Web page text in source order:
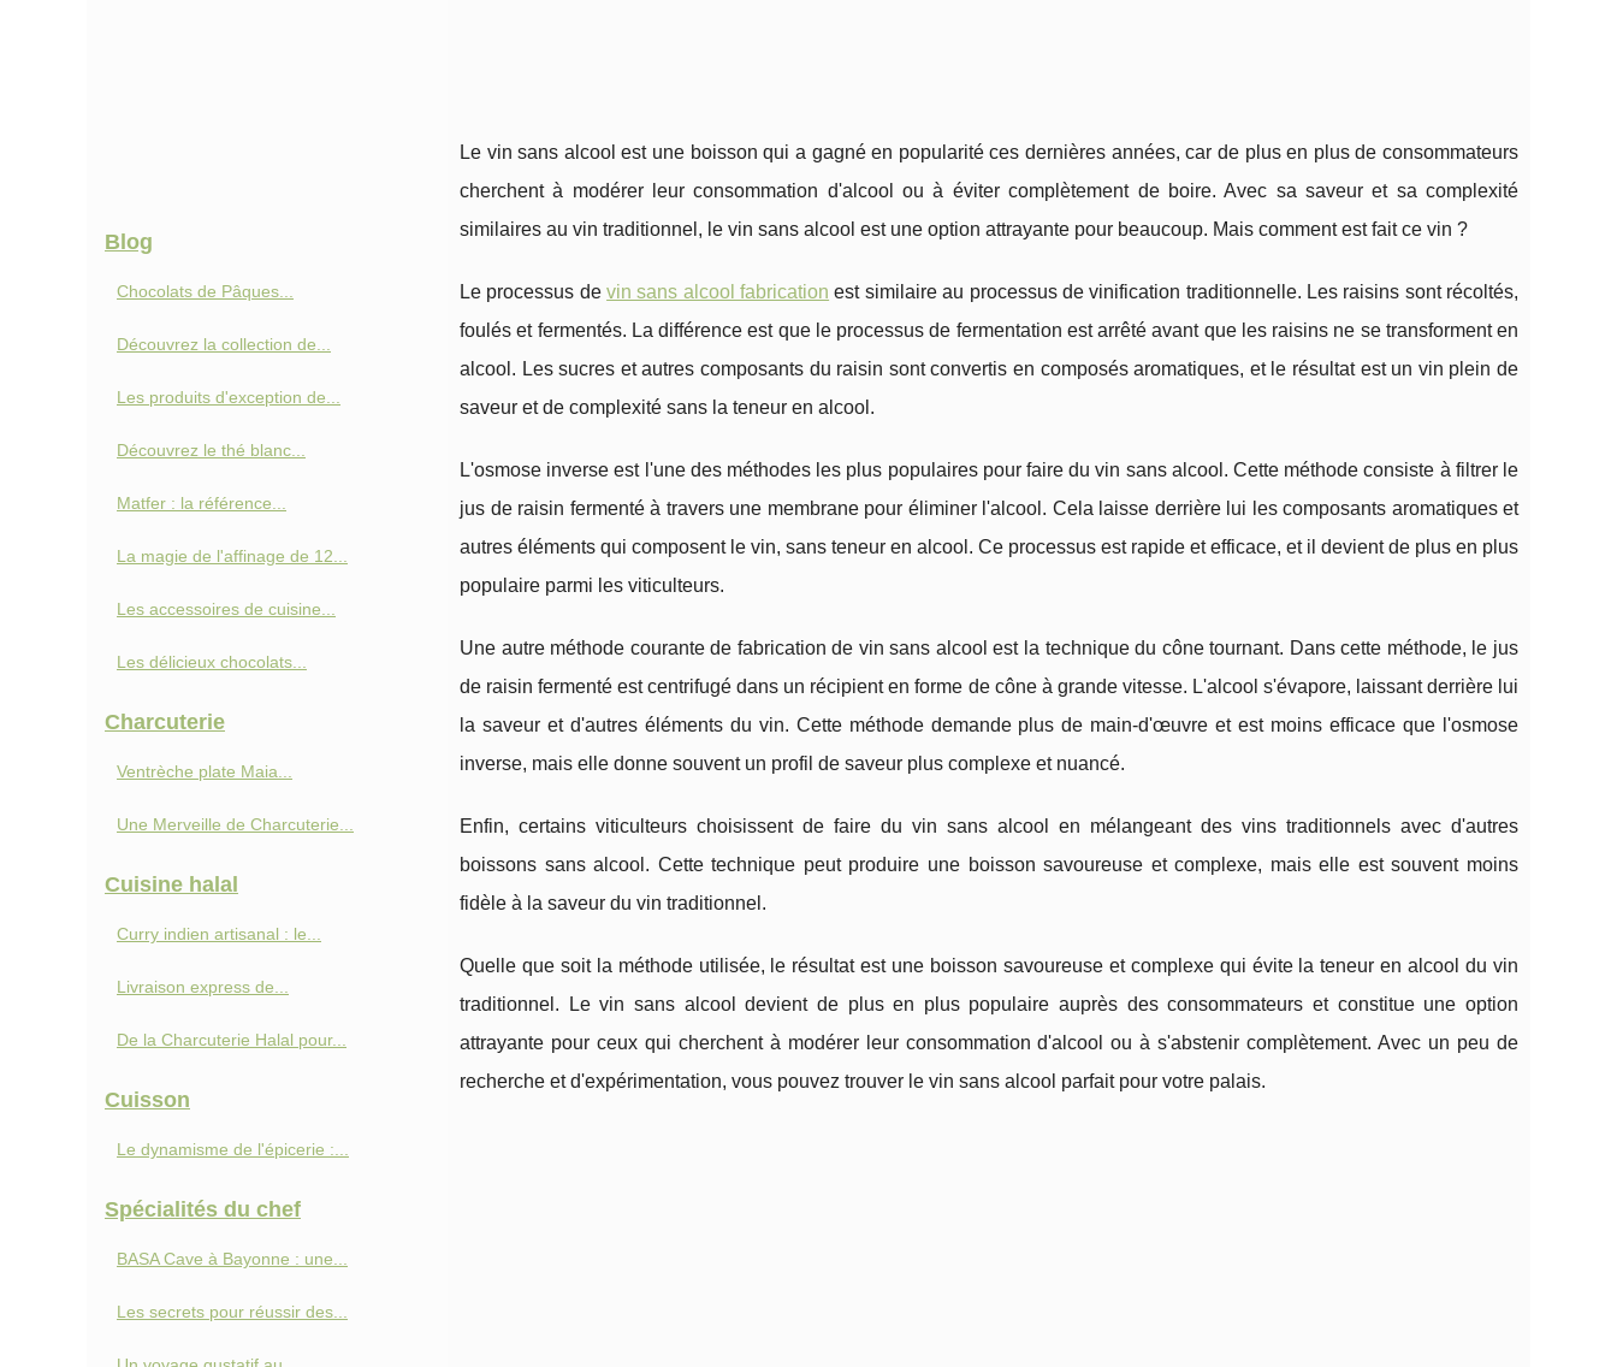
Le vin sans alcool est une boisson qui a gagné en popularité ces dernières années, car de plus en plus de consommateurs
cherchent à modérer leur consommation d'alcool ou à éviter complètement de boire. Avec sa saveur et sa complexité
similaires au vin traditionnel, le vin sans alcool est une option attrayante pour beaucoup. Mais comment est fait ce vin ?
Le processus devin sans alcool fabrication est similaire au processus de vinification traditionnelle. Les raisins sont récoltés,
foulés et fermentés. La différence est que le processus de fermentation est arrêté avant que les raisins ne se transforment en
alcool. Les sucres et autres composants du raisin sont convertis en composés aromatiques, et le résultat est un vin plein de
saveur et de complexité sans la teneur en alcool.
L'osmose inverse est l'une des méthodes les plus populaires pour faire du vin sans alcool. Cette méthode consiste à filtrer le
jus de raisin fermenté à travers une membrane pour éliminer l'alcool. Cela laisse derrière lui les composants aromatiques et
autres éléments qui composent le vin, sans teneur en alcool. Ce processus est rapide et efficace, et il devient de plus en plus
populaire parmi les viticulteurs.
Une autre méthode courante de fabrication de vin sans alcool est la technique du cône tournant. Dans cette méthode, le jus
de raisin fermenté est centrifugé dans un récipient en forme de cône à grande vitesse. L'alcool s'évapore, laissant derrière lui
la saveur et d'autres éléments du vin. Cette méthode demande plus de main-d'œuvre et est moins efficace que l'osmose
inverse, mais elle donne souvent un profil de saveur plus complexe et nuancé.
Enfin, certains viticulteurs choisissent de faire du vin sans alcool en mélangeant des vins traditionnels avec d'autres
boissons sans alcool. Cette technique peut produire une boisson savoureuse et complexe, mais elle est souvent moins
fidèle à la saveur du vin traditionnel.
Quelle que soit la méthode utilisée, le résultat est une boisson savoureuse et complexe qui évite la teneur en alcool du vin
traditionnel. Le vin sans alcool devient de plus en plus populaire auprès des consommateurs et constitue une option
attrayante pour ceux qui cherchent à modérer leur consommation d'alcool ou à s'abstenir complètement. Avec un peu de
recherche et d'expérimentation, vous pouvez trouver le vin sans alcool parfait pour votre palais.
Blog
Chocolats de Pâques...
Découvrez la collection de...
Les produits d'exception de...
Découvrez le thé blanc...
Matfer : la référence...
La magie de l'affinage de 12...
Les accessoires de cuisine...
Les délicieux chocolats...
Charcuterie
Ventrèche plate Maia...
Une Merveille de Charcuterie...
Cuisine halal
Curry indien artisanal : le...
Livraison express de...
De la Charcuterie Halal pour...
Cuisson
Le dynamisme de l'épicerie :...
Spécialités du chef
BASA Cave à Bayonne : une...
Les secrets pour réussir des...